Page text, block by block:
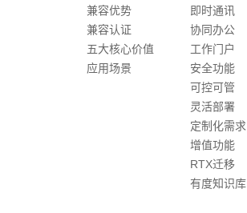
兼容优势
兼容认证
五大核心价值
应用场景
即时通讯
协同办公
工作门户
安全功能
可控可管
灵活部署
定制化需求
增值功能
RTX迁移
有度知识库